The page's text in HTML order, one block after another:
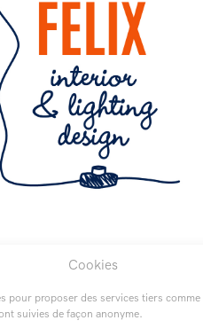
Cookies
pour proposer des services tiers comme
suivies de façon anonyme.
Page d'accueil